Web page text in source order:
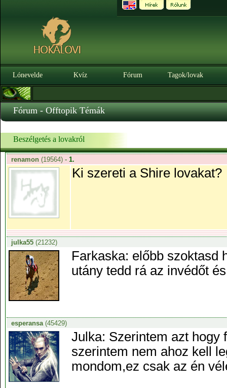
Lónevelde Kvíz Fórum Tagok/lovak
Fórum - Offtopik Témák
Beszélgetés a lovakról
renamon(19564) - 1.
Ki szereti a Shire lovakat?
julka55(21232)
Farkaska: előbb szoktasd
utány tedd rá az invédőt
esperansa(45429)
Julka: Szerintem azt hogy
szerintem nem ahoz kell
mondom,ez csak az én